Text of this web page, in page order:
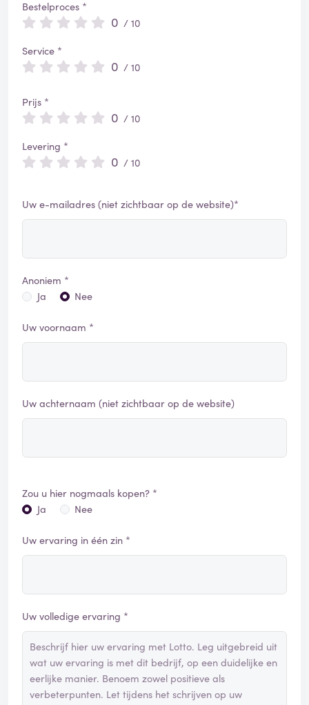
Bestelproces *
0 / 10
Service *
0 / 10
Prijs *
0 / 10
Levering *
0 / 10
Uw e-mailadres (niet zichtbaar op de website)*
Anoniem *
Ja
Nee
Uw voornaam *
Uw achternaam (niet zichtbaar op de website)
Zou u hier nogmaals kopen? *
Ja
Nee
Uw ervaring in één zin *
Uw volledige ervaring *